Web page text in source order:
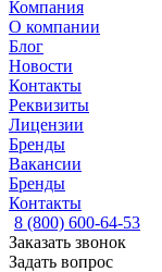
Компания
О компании
Блог
Новости
Контакты
Реквизиты
Лицензии
Бренды
Вакансии
Бренды
Контакты
8 (800) 600-64-53
Заказать звонок
Задать вопрос